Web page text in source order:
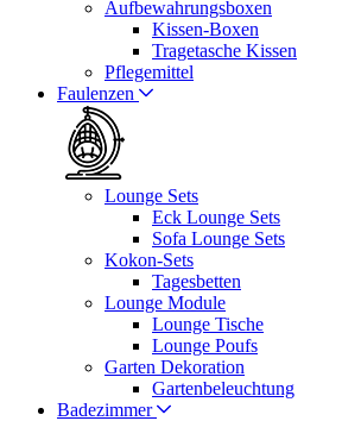
Aufbewahrungsboxen
Kissen-Boxen
Tragetasche Kissen
Pflegemittel
Faulenzen
Lounge Sets
Eck Lounge Sets
Sofa Lounge Sets
Kokon-Sets
Tagesbetten
Lounge Module
Lounge Tische
Lounge Poufs
Garten Dekoration
Gartenbeleuchtung
Badezimmer